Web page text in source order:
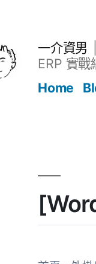
一介資男
ERP 實戰
Home